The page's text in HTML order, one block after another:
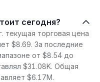
сегодня?
текущая торговая цена
$8.69. За последние
от $8.54 до
$31.08K. Общая
$6.17M.